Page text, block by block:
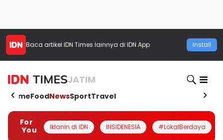
Baca artikel IDN Times lainnya di IDN App Install
JATIM
HomeFoodNewsSportTravel
For
You
Iklanin di IDN INSIDENESIA #LokalBerdaya